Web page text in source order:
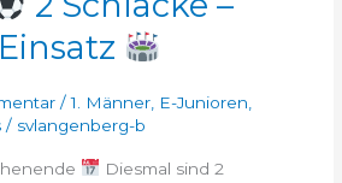
/1. Männer E-Junioren
/ svlangenberg-b
Diesmal sind 2